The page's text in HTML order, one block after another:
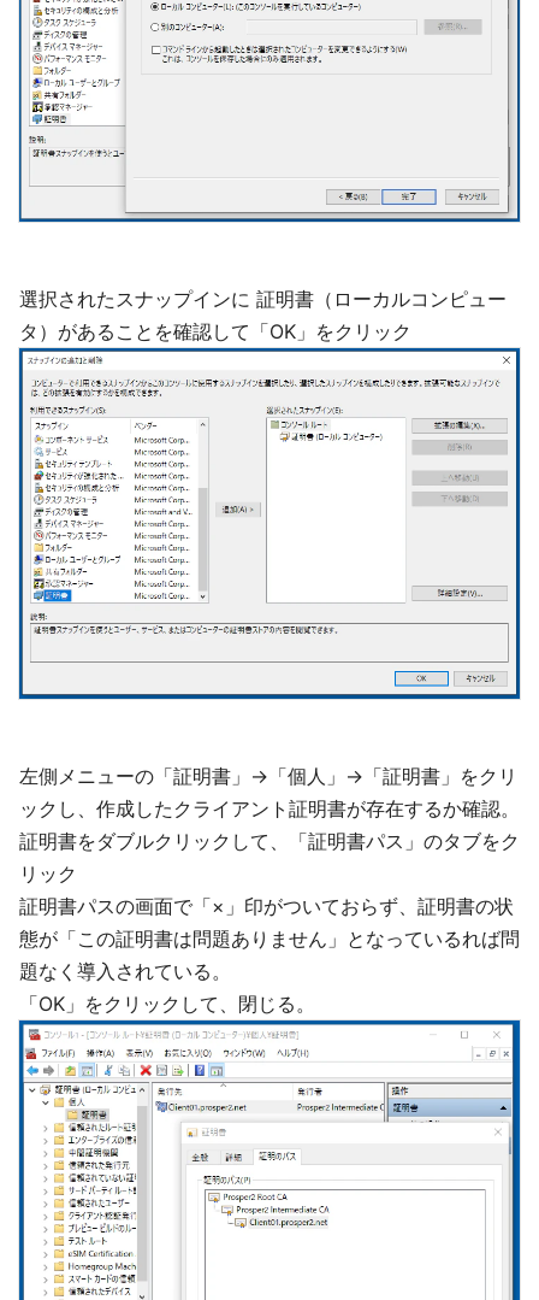
選択されたスナップインに 証明書（ローカルコンピュー
タ）があることを確認して「OK」をクリック
左側メニューの「証明書」→「個人」→「証明書」をクリ
ックし、作成したクライアント証明書が存在するか確認。
証明書をダブルクリックして、「証明書パス」のタブをク
リック
証明書パスの画面で「×」印がついておらず、証明書の状
態が「この証明書は問題ありません」となっているれば問
題なく導入されている。
「OK」をクリックして、閉じる。